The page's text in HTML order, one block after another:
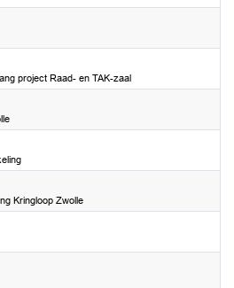
project Raad- en TAK-zaal
Kringloop Zwolle